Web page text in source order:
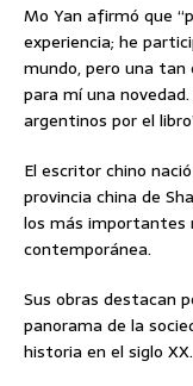
Mo Yan afirmó que
experiencia; he
mundo, pero una tan
para mí una
argentinos por el
El escritor chino
provincia china de
los más
contemporánea.
Sus obras destacan
panorama de la
historia en el siglo XX.